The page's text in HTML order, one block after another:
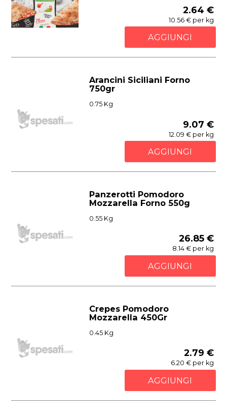
2.64 €
10.56 € per kg
AGGIUNGI
Arancini Siciliani Forno
750gr
0.75 Kg
9.07 €
12.09 € per kg
AGGIUNGI
Panzerotti Pomodoro
Mozzarella Forno 550g
0.55 Kg
26.85 €
8.14 € per kg
AGGIUNGI
Crepes Pomodoro
Mozzarella 450Gr
0.45 Kg
2.79 €
6.20 € per kg
AGGIUNGI